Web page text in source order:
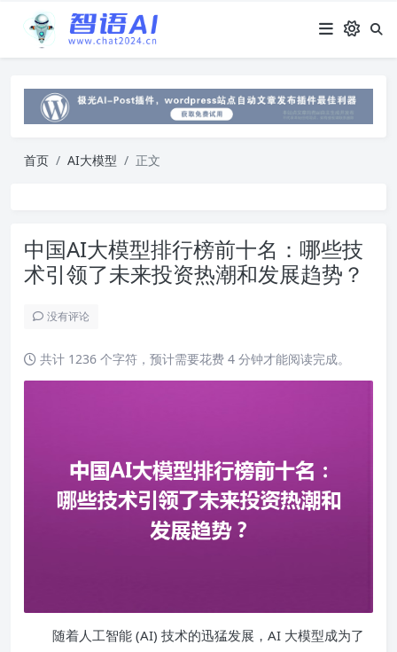
首页 AI大模型 正文
中国AI大模型排行榜前十名：哪些技
术引领了未来投资热潮和发展趋势？
没有评论
共计 1236 个字符，预计需要花费 4 分钟才能阅读完成。
随着人工智能 (AI) 技术的迅猛发展，AI 大模型成为了